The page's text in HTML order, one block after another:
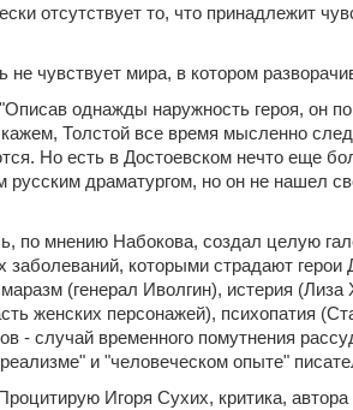
отсутствует то, что принадлежит
не чувствует мира, в котором
однажды наружность героя, он
Толстой все время мысленно
Но есть в Достоевском нечто еще
русским драматургом, но он не нашел
по мнению Набокова, создал целую
заболеваний, которыми страдают
маразм (генерал Иволгин), истерия
женских персонажей), психопатия
- случай временного помутнения
и "человеческом опыте"
Игоря Сухих, критика, автора